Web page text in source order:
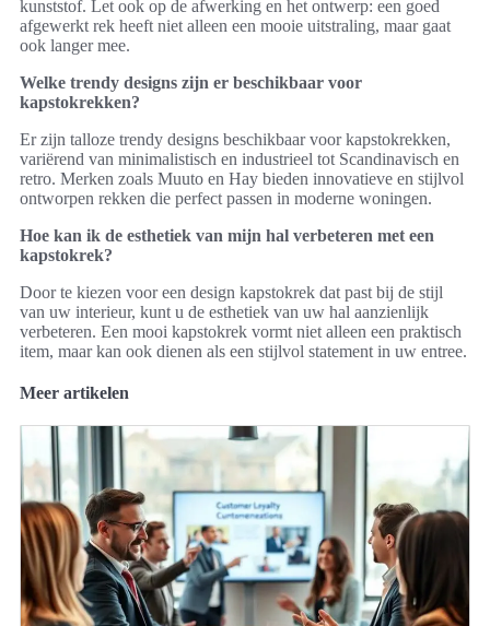
kunststof. Let ook op de afwerking en het ontwerp: een goed
afgewerkt rek heeft niet alleen een mooie uitstraling, maar gaat
ook langer mee.
Welke trendy designs zijn er beschikbaar voor
kapstokrekken?
Er zijn talloze trendy designs beschikbaar voor kapstokrekken,
variërend van minimalistisch en industrieel tot Scandinavisch en
retro. Merken zoals Muuto en Hay bieden innovatieve en stijlvol
ontworpen rekken die perfect passen in moderne woningen.
Hoe kan ik de esthetiek van mijn hal verbeteren met een
kapstokrek?
Door te kiezen voor een design kapstokrek dat past bij de stijl
van uw interieur, kunt u de esthetiek van uw hal aanzienlijk
verbeteren. Een mooi kapstokrek vormt niet alleen een praktisch
item, maar kan ook dienen als een stijlvol statement in uw entree.
Meer artikelen